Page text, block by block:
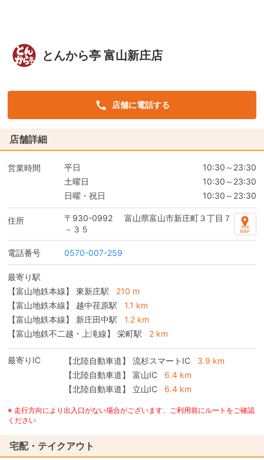
とんから亭 富山新庄店
店舗に電話する
店舗詳細
営業時間 平日
10:30～23:30
土曜日
10:30～23:30
日曜・祝日
10:30～23:30
住所 〒930-0992
富山県富山市新庄町３丁目７
－３５
電話番号 0570-007-259
最寄り駅
【富山地鉄本線】 東新庄駅
210 m
【富山地鉄本線】 越中荏原駅
1.1 km
【富山地鉄本線】 新庄田中駅
1.2 km
【富山地鉄不二越・上滝線】 栄町駅
2 km
最寄りIC 【北陸自動車道】 流杉スマートIC
3.9 km
【北陸自動車道】
富山IC
6.4 km
【北陸自動車道】
立山IC 6.4 km
※ 走行方向により出入口がない場合がございます、ご利用前にルートをご確認
ください
宅配・テイクアウト